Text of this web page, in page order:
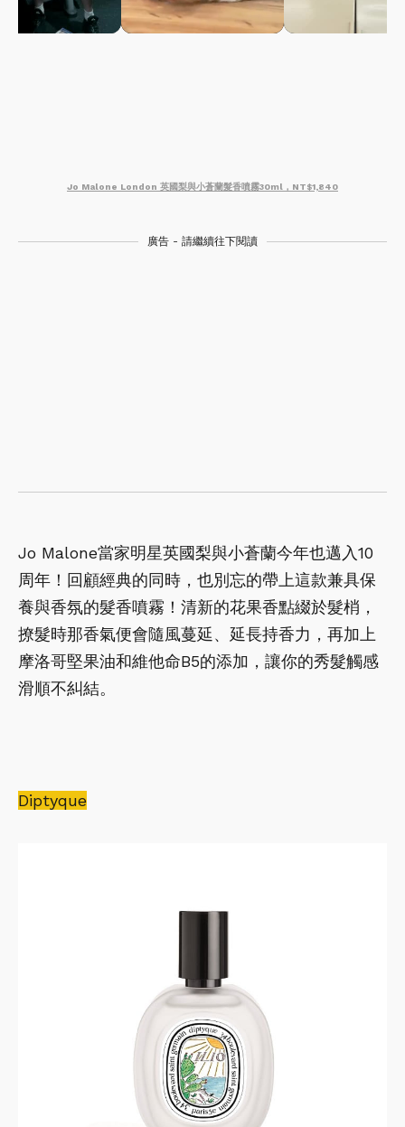
Jo Malone London 英國梨與小蒼蘭髮香噴霧30ml，NT$1,840
廣告 - 請繼續往下閱讀
Jo Malone當家明星英國梨與小蒼蘭今年也邁入10
周年！回顧經典的同時，也別忘的帶上這款兼具保
養與香氛的髮香噴霧！清新的花果香點綴於髮梢，
撩髮時那香氣便會隨風蔓延、延長持香力，再加上
摩洛哥堅果油和維他命B5的添加，讓你的秀髮觸感
滑順不糾結。
Diptyque